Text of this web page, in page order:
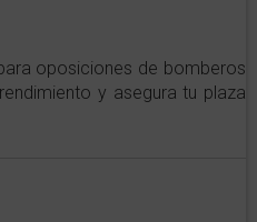
oposiciones de bomberos
y asegura tu plaza